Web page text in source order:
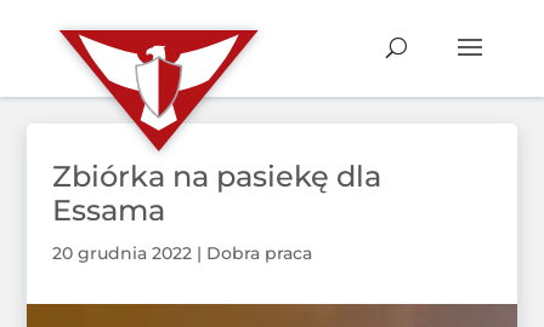
Zbiórka na pasiekę dla
Essama
20 grudnia 2022| Dobra praca